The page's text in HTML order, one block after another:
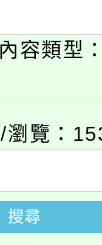
分析基
導中心
加。
入校路
專業人
年度第
選結果(
險知識
度學生
民語歌
年度第
容類型
/瀏覽：
搜尋